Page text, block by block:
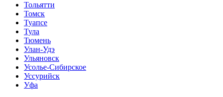
Тольятти
Томск
Туапсе
Тула
Тюмень
Улан-Удэ
Ульяновск
Усолье-Сибирское
Уссурийск
Уфа